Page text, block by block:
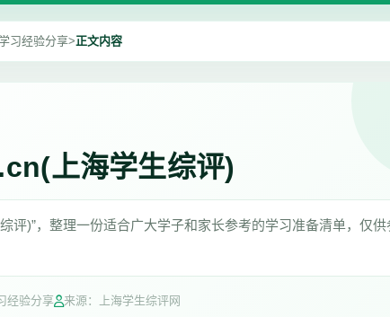
习经验分享>正文内容
上海学生综评)
评)”，整理一份适合广大学子和家长参考的学习准备清单，仅供
经验分享 来源：上海学生综评网